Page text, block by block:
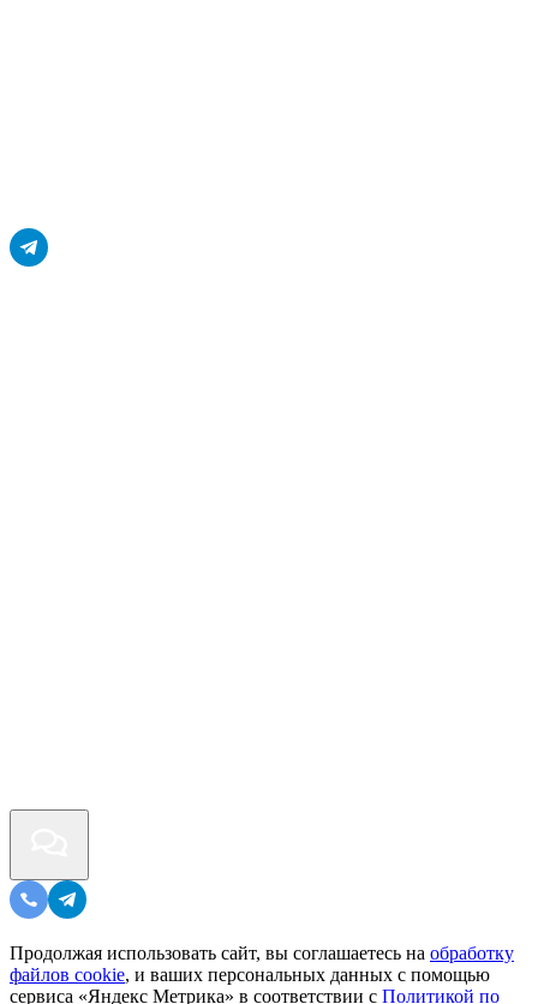
Продолжая использовать сайт, вы соглашаетесь на обработку
файлов cookie, и ваших персональных данных с помощью
сервиса «Яндекс Метрика» в соответствии с Политикой по